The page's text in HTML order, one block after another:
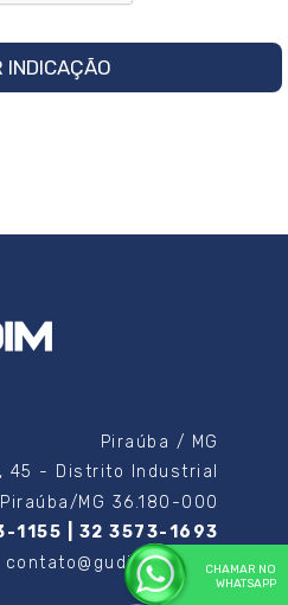
Piraúba / MG
45 - Distrito Industrial
Piraúba/MG 36.180-000
1155 | 32 3573-1693
contato@gudim.com.brCHAMAR NO
WHATSAPP